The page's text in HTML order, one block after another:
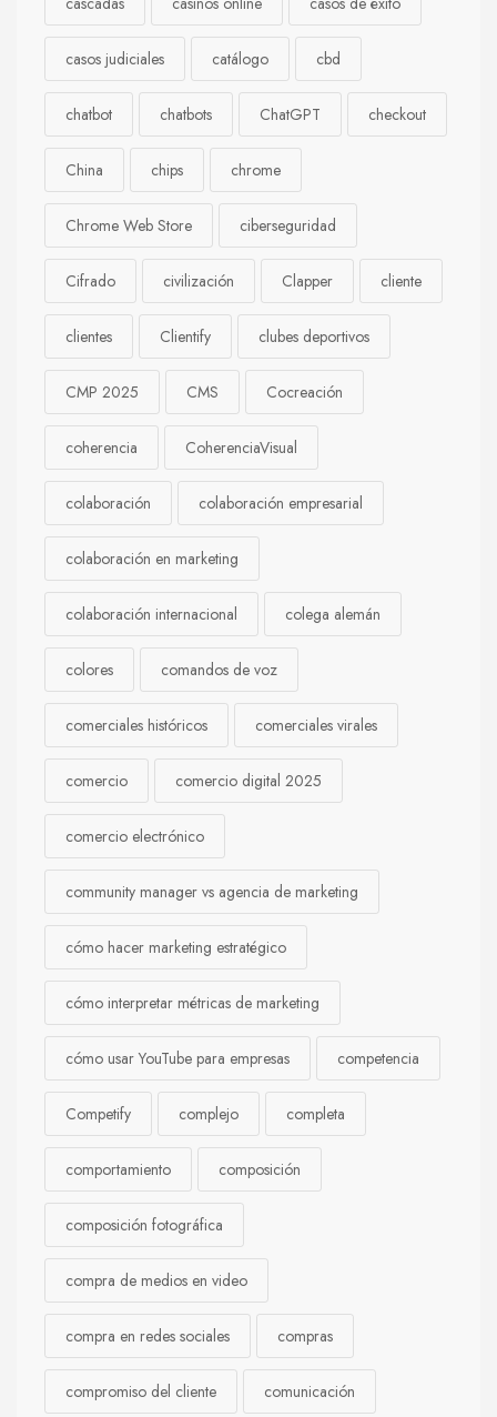
casos judiciales catálogo cbd
chatbot chatbots ChatGPT checkout
China chips chrome
Chrome Web Store ciberseguridad
Cifrado civilización Clapper cliente
clientes Clientify clubes deportivos
CMP 2025 CMS Cocreación
coherencia CoherenciaVisual
colaboración colaboración empresarial
colaboración en marketing
colaboración internacional colega alemán
colores comandos de voz
comerciales históricos comerciales virales
comercio comercio digital 2025
comercio electrónico
community manager vs agencia de marketing
cómo hacer marketing estratégico
cómo interpretar métricas de marketing
cómo usar YouTube para empresas competencia
Competify complejo completa
comportamiento composición
composición fotográfica
compra de medios en video
compra en redes sociales compras
compromiso del cliente comunicación